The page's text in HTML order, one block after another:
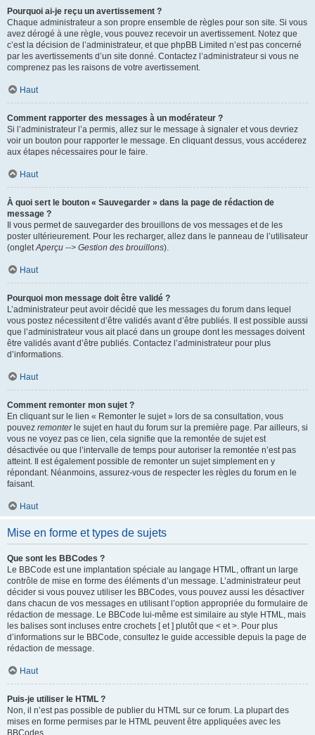
Pourquoi ai-je reçu un avertissement ?
Chaque administrateur a son propre ensemble de règles pour son site. Si vous
avez dérogé à une règle, vous pouvez recevoir un avertissement. Notez que
c’est la décision de l’administrateur, et que phpBB Limited n’est pas concerné
par les avertissements d’un site donné. Contactez l’administrateur si vous ne
comprenez pas les raisons de votre avertissement.
Haut
Comment rapporter des messages à un modérateur ?
Si l’administrateur l’a permis, allez sur le message à signaler et vous devriez
voir un bouton pour rapporter le message. En cliquant dessus, vous accéderez
aux étapes nécessaires pour le faire.
Haut
À quoi sert le bouton « Sauvegarder » dans la page de rédaction de
message ?
Il vous permet de sauvegarder des brouillons de vos messages et de les
poster ultérieurement. Pour les recharger, allez dans le panneau de l’utilisateur
(ongletAperçu --> Gestion des brouillons).
Haut
Pourquoi mon message doit être validé ?
L’administrateur peut avoir décidé que les messages du forum dans lequel
vous postez nécessitent d’être validés avant d’être publiés. Il est possible aussi
que l’administrateur vous ait placé dans un groupe dont les messages doivent
être validés avant d’être publiés. Contactez l’administrateur pour plus
d’informations.
Haut
Comment remonter mon sujet ?
En cliquant sur le lien « Remonter le sujet » lors de sa consultation, vous
pouvez remonterle sujet en haut du forum sur la première page. Par ailleurs, si
vous ne voyez pas ce lien, cela signifie que la remontée de sujet est
désactivée ou que l’intervalle de temps pour autoriser la remontée n’est pas
atteint. Il est également possible de remonter un sujet simplement en y
répondant. Néanmoins, assurez-vous de respecter les règles du forum en le
faisant.
Haut
Mise en forme et types de sujets
Que sont les BBCodes ?
Le BBCode est une implantation spéciale au langage HTML, offrant un large
contrôle de mise en forme des éléments d’un message. L’administrateur peut
décider si vous pouvez utiliser les BBCodes, vous pouvez aussi les désactiver
dans chacun de vos messages en utilisant l’option appropriée du formulaire de
rédaction de message. Le BBCode lui-même est similaire au style HTML, mais
les balises sont incluses entre crochets [ et ] plutôt que < et >. Pour plus
d’informations sur le BBCode, consultez le guide accessible depuis la page de
rédaction de message.
Haut
Puis-je utiliser le HTML ?
Non, il n’est pas possible de publier du HTML sur ce forum. La plupart des
mises en forme permises par le HTML peuvent être appliquées avec les
BBCodes.